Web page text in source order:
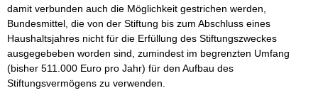
damit verbunden auch die Möglichkeit gestrichen werden,
Bundesmittel, die von der Stiftung bis zum Abschluss eines
Haushaltsjahres nicht für die Erfüllung des Stiftungszweckes
ausgegebeben worden sind, zumindest im begrenzten Umfang
(bisher 511.000 Euro pro Jahr) für den Aufbau des
Stiftungsvermögens zu verwenden.